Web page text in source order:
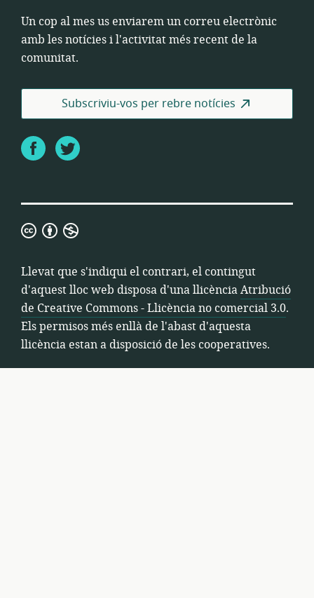
Un cop al mes us enviarem un correu electrònic
amb les notícies i l'activitat més recent de la
comunitat.
Subscriviu-vos per rebre notícies
FacebookTwitter
Atribució
Creative
Commons
-
Llicència
no
comercial
3.0
Llevat que s'indiqui el contrari, el contingut
d'aquest lloc web disposa d'una llicènciaAtribució
de Creative Commons - Llicència no comercial 3.0.
Els permisos més enllà de l'abast d'aquesta
llicència estan a disposició de les cooperatives.